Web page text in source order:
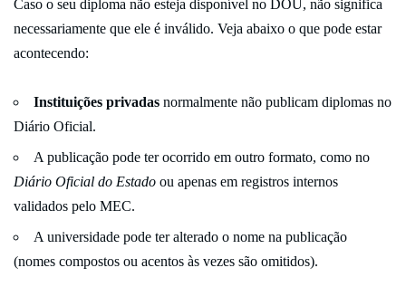
Caso o seu diploma não esteja disponível no DOU, não significa
necessariamente que ele é inválido. Veja abaixo o que pode estar
acontecendo:
Instituições privadas normalmente não publicam diplomas no
Diário Oficial.
A publicação pode ter ocorrido em outro formato, como no
Diário Oficial do Estado ou apenas em registros internos
validados pelo MEC.
A universidade pode ter alterado o nome na publicação
(nomes compostos ou acentos às vezes são omitidos).